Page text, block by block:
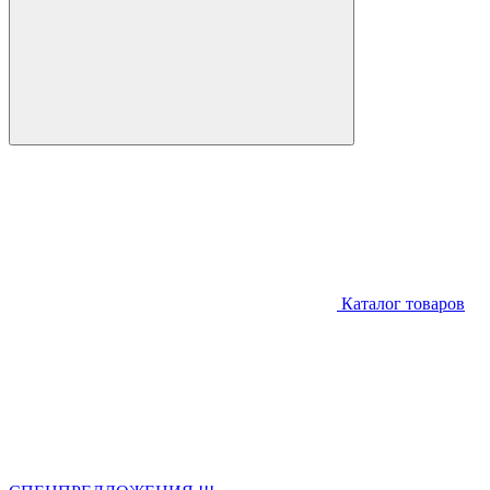
Каталог товаров